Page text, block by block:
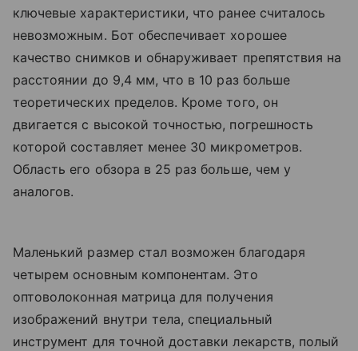
ключевые характеристики, что ранее считалось
невозможным. Бот обеспечивает хорошее
качество снимков и обнаруживает препятствия на
расстоянии до 9,4 мм, что в 10 раз больше
теоретических пределов. Кроме того, он
двигается с высокой точностью, погрешность
которой составляет менее 30 микрометров.
Область его обзора в 25 раз больше, чем у
аналогов.
Маленький размер стал возможен благодаря
четырем основным компонентам. Это
оптоволоконная матрица для получения
изображений внутри тела, специальный
инструмент для точной доставки лекарств, полый